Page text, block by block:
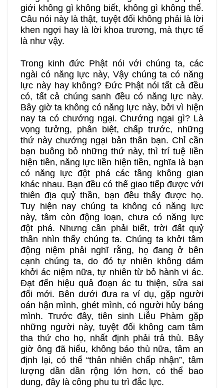
giới không gì không biết, không gì không thể.
Câu nói này là thật, tuyệt đối không phải là lời
khen ngợi hay là lời khoa trương, mà thực tế
là như vậy.
Trong kinh đức Phật nói với chúng ta, các
ngài có năng lực này, Vậy chúng ta có năng
lực này hay không? Đức Phật nói tất cả đều
có, tất cả chúng sanh đều có năng lực này.
Bây giờ ta không có năng lực này, bởi vì hiện
nay ta có chướng ngại. Chướng ngại gì? Là
vọng tưởng, phân biệt, chấp trước, những
thứ này chướng ngại bản thân bạn. Chỉ cần
bạn buông bỏ những thứ này, thì trí tuệ liền
hiện tiền, năng lực liền hiện tiền, nghĩa là bạn
có năng lực đột phá các tầng không gian
khác nhau. Bạn đều có thể giao tiếp được với
thiên địa quỷ thần, bạn đều thấy được họ.
Tuy hiện nay chúng ta không có năng lực
này, tâm còn động loạn, chưa có năng lực
đột phá. Nhưng cần phải biết, trời đất quỷ
thần nhìn thấy chúng ta. Chúng ta khởi tâm
động niệm phải nghĩ rằng, họ đang ở bên
cạnh chúng ta, do đó tự nhiên không dám
khởi ác niệm nữa, tự nhiên từ bỏ hành vi ác.
Đạt đến hiệu quả đoạn ác tu thiện, sửa sai
đổi mới. Bên dưới đưa ra ví dụ, gặp người
oán hận mình, ghét mình, có người hủy báng
mình. Trước đây, tiên sinh Liễu Phàm gặp
những người này, tuyệt đối không cam tâm
tha thứ cho họ, nhất định phải trả thù. Bây
giờ ông đã hiểu, không báo thù nữa, tâm an
định lại, có thể “thản nhiên chấp nhận”, tâm
lượng dần dần rộng lớn hơn, có thể bao
dung, đây là công phu tu trì đắc lực.